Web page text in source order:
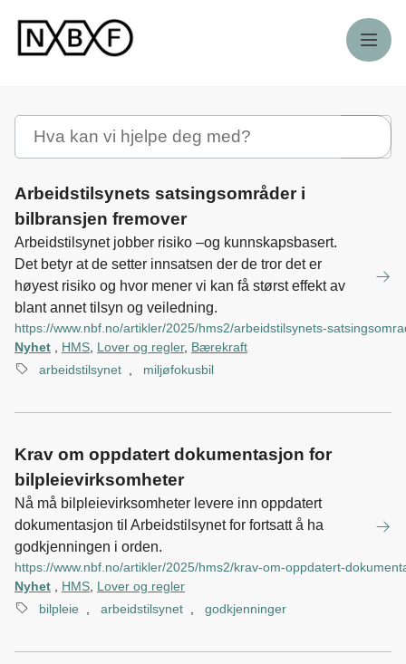
Meny
Søk
Arbeidstilsynets satsingsområder i
bilbransjen fremover
Arbeidstilsynet jobber risiko –og kunnskapsbasert.
Det betyr at de setter innsatsen der de tror det er
høyest risiko og hvor mener vi kan få størst effekt av
blant annet tilsyn og veiledning.
https://www.nbf.no/artikler/2025/hms2/arbeidstilsynets-
Nyhet
HMS Lover og regler, Bærekraft
arbeidstilsynet
miljøfokusbil
Krav om oppdatert dokumentasjon for
bilpleievirksomheter
Nå må bilpleievirksomheter levere inn oppdatert
dokumentasjon til Arbeidstilsynet for fortsatt å ha
godkjenningen i orden.
https://www.nbf.no/artikler/2025/hms2/krav-om-oppdatert-
Nyhet
HMS Lover og regler
bilpleie
arbeidstilsynet godkjenninger